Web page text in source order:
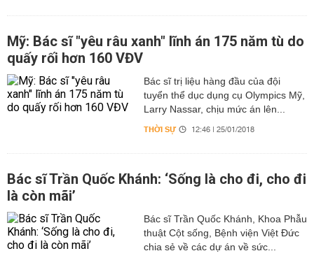
Mỹ: Bác sĩ "yêu râu xanh" lĩnh án 175 năm tù do
quấy rối hơn 160 VĐV
Bác sĩ trị liệu hàng đầu của đội
tuyển thể dục dụng cụ Olympics Mỹ,
Larry Nassar, chịu mức án lên...
THỜI SỰ 12:46 | 25/01/2018
Bác sĩ Trần Quốc Khánh: ‘Sống là cho đi, cho đi
là còn mãi’
Bác sĩ Trần Quốc Khánh, Khoa Phẫu
thuật Cột sống, Bệnh viện Việt Đức
chia sẻ về các dự án về sức...